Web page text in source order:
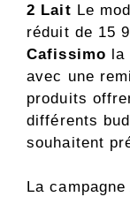
2 Lait Le
réduit de 15
Cafissimo la
avec une
produits
différents
souhaitent
La